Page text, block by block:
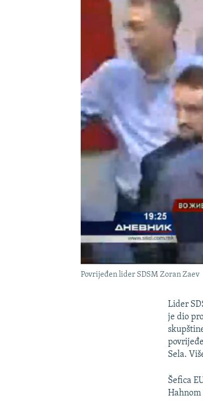
POPLAVE I KLIZIŠTA U BIH 2024.
Povrijeđen lider SDSM Zoran Zaev
Lider
je dio
Sela.
Šefica
Hahnom